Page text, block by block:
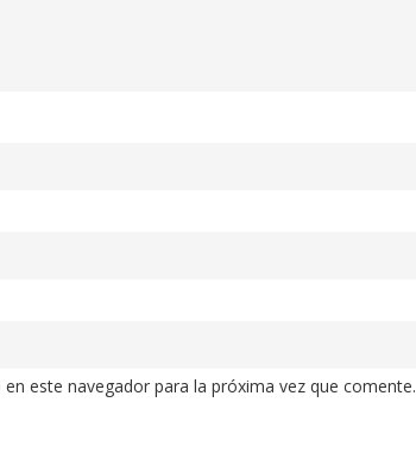
este navegador para la próxima vez que comente.